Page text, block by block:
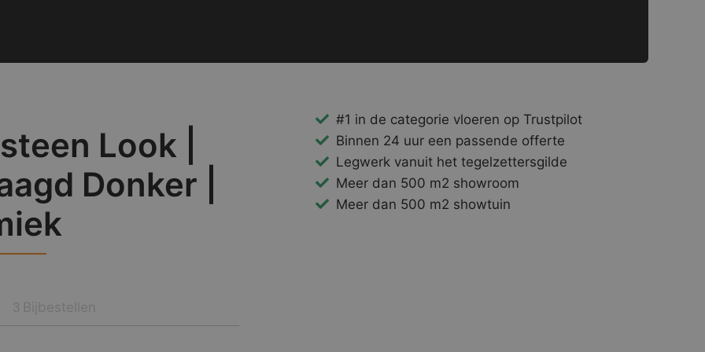
Look |
Donker |
#1 in de categorie vloeren op Trustpilot
Binnen 24 uur een passende offerte
Legwerk vanuit het tegelzettersgilde
Meer dan 500 m2 showroom
Meer dan 500 m2 showtuin